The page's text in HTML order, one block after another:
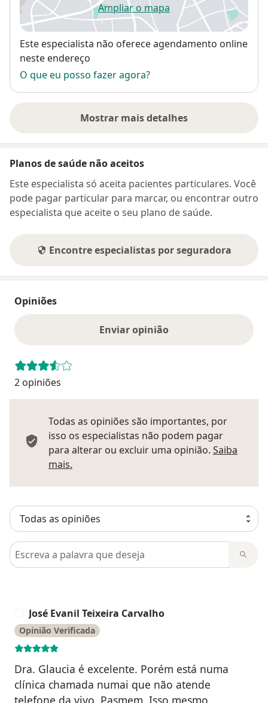
Ampliar o mapaabre num novo separador
Disponibilidade
Este especialista não oferece agendamento online
neste endereço
O que eu posso fazer agora?
Mostrar mais detalhes
sobre o endereço
Planos de saúde não aceitos
Este especialista só aceita pacientes particulares. Você
pode pagar particular para marcar, ou encontrar outro
especialista que aceite o seu plano de saúde.
Encontre especialistas por seguradora
Opiniões
Enviar opinião
2 opiniões
Todas as opiniões são importantes, por
isso os especialistas não podem pagar
para alterar ou excluir uma opinião. Saiba
mais.
Pesquisar em opiniões
José Evanil Teixeira Carvalho
Opinião Verificada
Dra. Glaucia é excelente. Porém está numa
clínica chamada numai que não atende
telefone da vivo. Pasmem. Isso mesmo.